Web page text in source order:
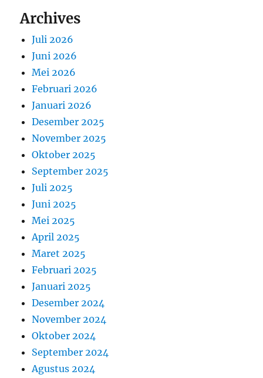
Archives
Juli 2026
Juni 2026
Mei 2026
Februari 2026
Januari 2026
Desember 2025
November 2025
Oktober 2025
September 2025
Juli 2025
Juni 2025
Mei 2025
April 2025
Maret 2025
Februari 2025
Januari 2025
Desember 2024
November 2024
Oktober 2024
September 2024
Agustus 2024